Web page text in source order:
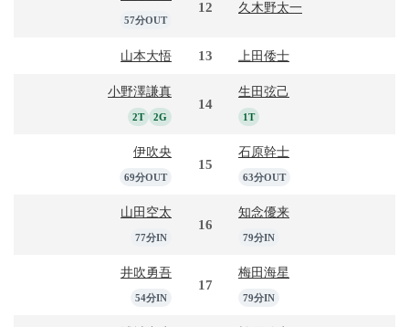
57分OUT
12 久木野太一
山本大悟 13 上田倭士
小野澤謙真
2T 2G
14
生田弦己
1T
伊吹央
69分OUT
15
石原幹士
63分OUT
山田空太
77分IN
16
知念優来
79分IN
井吹勇吾
54分IN
17
梅田海星
79分IN